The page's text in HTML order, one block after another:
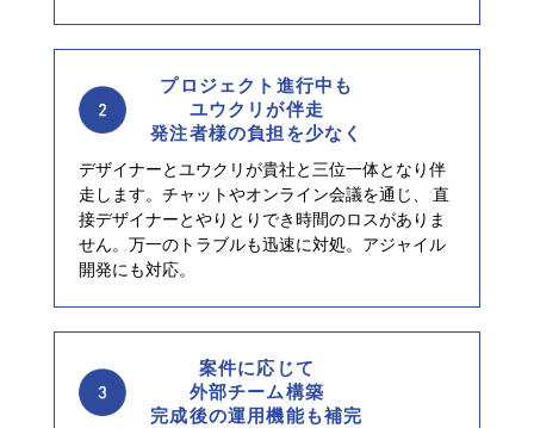
プロジェクト進行中も
ユウクリが伴走
発注者様の負担を少なく
デザイナーとユウクリが貴社と三位一体となり伴
走します。チャットやオンライン会議を通じ、 直
接デザイナーとやりとりでき時間のロスがありま
せん。万一のトラブルも迅速に対処。アジャイル
開発にも対応。
案件に応じて
外部チーム構築
完成後の運用機能も補完